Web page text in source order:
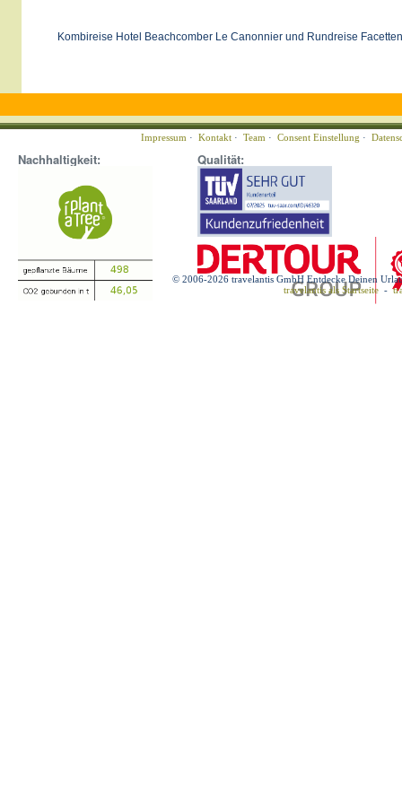
Kombireise Hotel Beachcomber Le Canonnier und Rundreise
Impressum · Kontakt · Team · Consent Einstellung ·
Nachhaltigkeit: Qualität:
© 2006-2026 travelantis GmbH Entdecke Deinen
travelantis als Startseite -